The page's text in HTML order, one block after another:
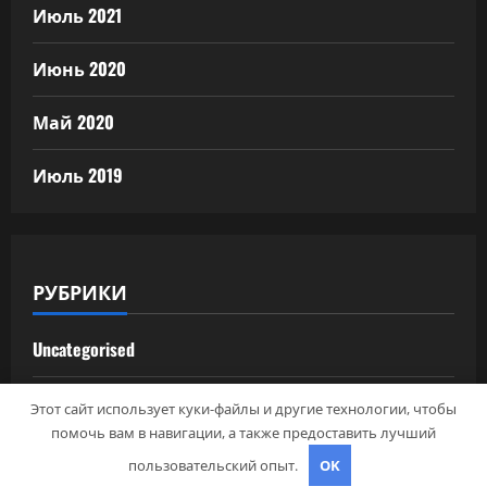
Июль 2021
Июнь 2020
Май 2020
Июль 2019
РУБРИКИ
Uncategorised
Авторубрика
Достопримечательности
Этот сайт использует куки-файлы и другие технологии, чтобы
помочь вам в навигации, а также предоставить лучший
пользовательский опыт.
OK